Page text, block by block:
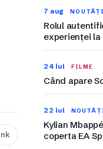
7 aug NOUTĂȚI
Rolul
experienței la
24 iul FILME
Când apare
22 iul
Kylian
coperta EA